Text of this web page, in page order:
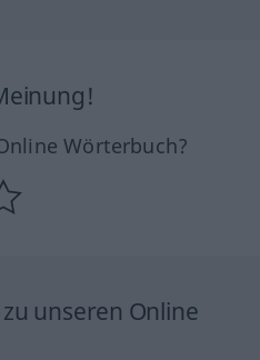
Wörterbuch?
unseren Online